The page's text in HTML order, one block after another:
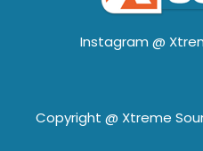
Instagram @
Copyright @ Xtreme